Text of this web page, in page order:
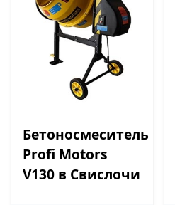
Бетоносмеситель
Profi Motors
V130 в Свислочи